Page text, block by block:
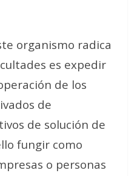
organismo radica
es expedir
de los
de
de solución de
fungir como
o personas